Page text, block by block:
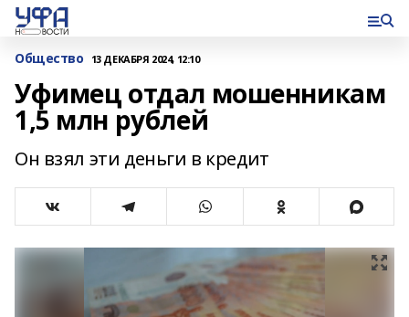
Общество 13 ДЕКАБРЯ 2024, 12:10
Уфимец отдал мошенникам
1,5 млн рублей
Он взял эти деньги в кредит